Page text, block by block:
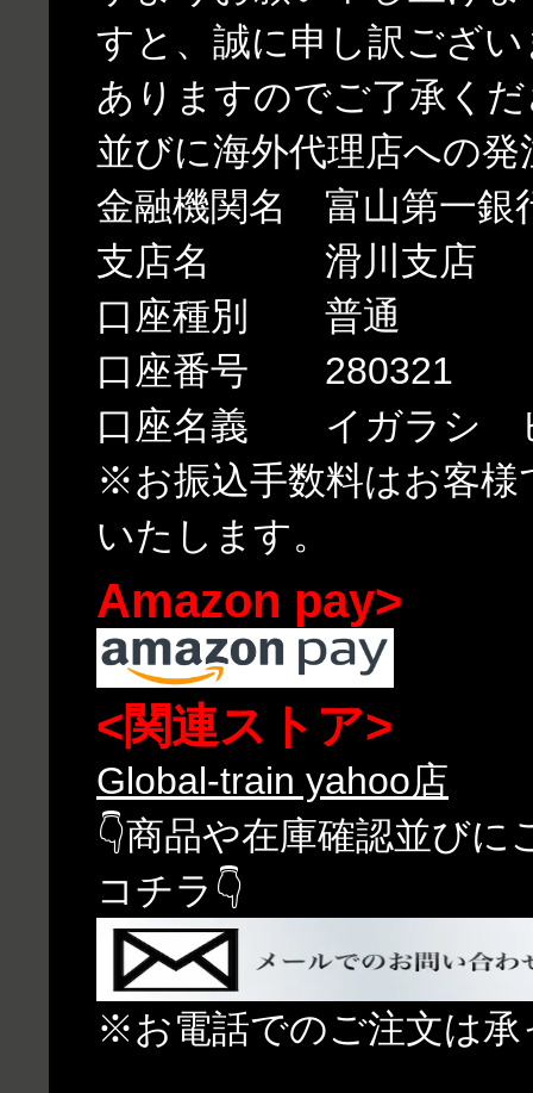
すと、誠に申し訳ござ
ありますのでご了承く
並びに海外代理店への
金融機関名 富山第一銀
支店名 滑川支店
口座種別 普通
口座番号 280321
口座名義 イガラシ
※お振込手数料はお客
いたします。
Amazon pay>
<関連ストア>
Global-train yahoo店
👇商品や在庫確認並び
コチラ👇
※お電話でのご注文は